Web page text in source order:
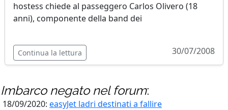
hostess chiede al passeggero Carlos Olivero (18
anni), componente della band dei
Continua la lettura 30/07/2008
Imbarco negatonel forum:
18/09/2020: easyJet ladri destinati a fallire